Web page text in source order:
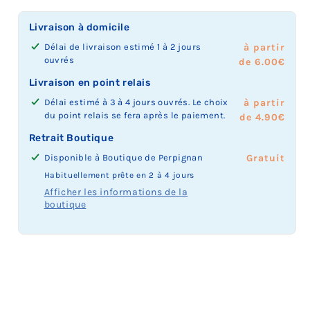
Livraison à domicile
Délai de livraison estimé 1 à 2 jours
ouvrés
à partir
de 6.00€
Livraison en point relais
Délai estimé à 3 à 4 jours ouvrés. Le choix
du point relais se fera après le paiement.
à partir
de 4.90€
Retrait Boutique
Disponible à Boutique de Perpignan
Habituellement prête en 2 à 4 jours
Afficher les informations de la
boutique
Prix
Gratuit